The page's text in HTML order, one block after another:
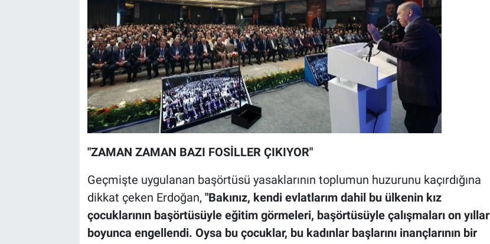
"ZAMAN ZAMAN BAZI FOSİLLER ÇIKIYOR"
Geçmişte uygulanan başörtüsü yasaklarının toplumun huzurunu kaçırdığına
dikkat çeken Erdoğan, "Bakınız, kendi evlatlarım dahil bu ülkenin kız
çocuklarının başörtüsüyle eğitim görmeleri, başörtüsüyle çalışmaları on yıllar
boyunca engellendi. Oysa bu çocuklar, bu kadınlar başlarını inançlarının bir